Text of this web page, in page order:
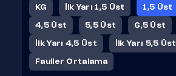
KG İlk Yarı 1,5 Üst 1,5 Üst
4,5 Üst 5,5 Üst 6,5 Üst
İlk Yarı 4,5 Üst İlk Yarı 5,5 Üst
Fauller Ortalama